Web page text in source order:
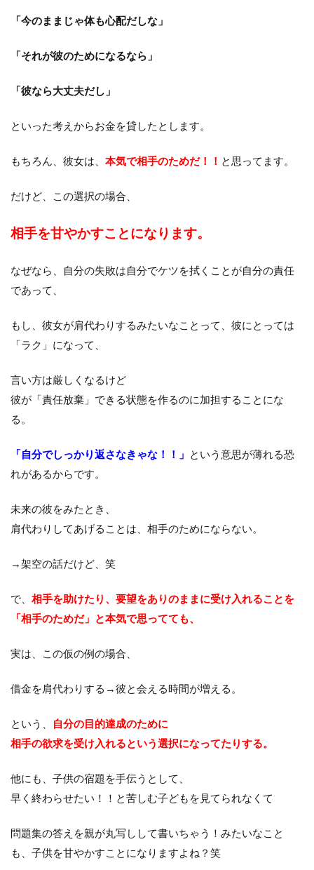
「今のままじゃ体も心配だしな」
「それが彼のためになるなら」
「彼なら大丈夫だし」
といった考えからお金を貸したとします。
もちろん、彼女は、 本気で相手のためだ！！ と思ってます。
だけど、この選択の場合、
相手を甘やかすことになります。
なぜなら、自分の失敗は自分でケツを拭くことが自分の責任
であって、
もし、彼女が肩代わりするみたいなことって、彼にとっては
「ラク」になって、
言い方は厳しくなるけど
彼が「責任放棄」できる状態を作るのに加担することにな
る。
「自分でしっかり返さなきゃな！！」
という意思が薄れる恐
れがあるからです。
未来の彼をみたとき、
肩代わりしてあげることは、相手のためにならない。
→架空の話だけど、笑
で、 相手を助けたり、要望をありのままに受け入れることを
「相手のためだ」と本気で思ってても、
実は、この仮の例の場合、
借金を肩代わりする→彼と会える時間が増える。
という、
自分の目的達成のために
相手の欲求を受け入れるという選択になってたりする。
他にも、子供の宿題を手伝うとして、
早く終わらせたい！！と苦しむ子どもを見てられなくて
問題集の答えを親が丸写しして書いちゃう！みたいなこと
も、子供を甘やかすことになりますよね？笑